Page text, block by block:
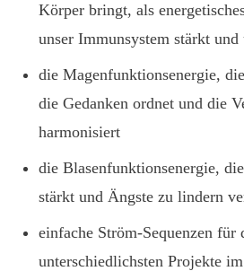
Körper bringt, als
unser Immunsystem stärkt
die Magenfunktionsenergie,
die Gedanken ordnet und die
harmonisiert
die Blasenfunktionsenergie,
stärkt und Ängste zu lindern
einfache Ström-Sequenzen für
unterschiedlichsten Projekte